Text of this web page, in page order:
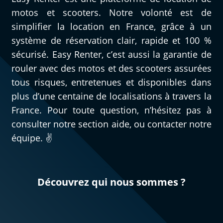
motos et scooters. Notre volonté est de
simplifier la location en France, grâce à un
système de réservation clair, rapide et 100 %
sécurisé. Easy Renter, c’est aussi la garantie de
rouler avec des motos et des scooters assurées
tous risques, entretenues et disponibles dans
plus d’une centaine de localisations à travers la
France. Pour toute question, n’hésitez pas à
consulter notre section aide, ou contacter notre
équipe. ✌️
Découvrez qui nous sommes ?